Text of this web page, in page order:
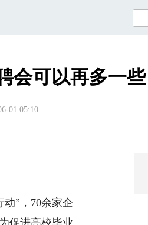
会可以再多一些
01 05:10
”，70余家企
促进高校毕业